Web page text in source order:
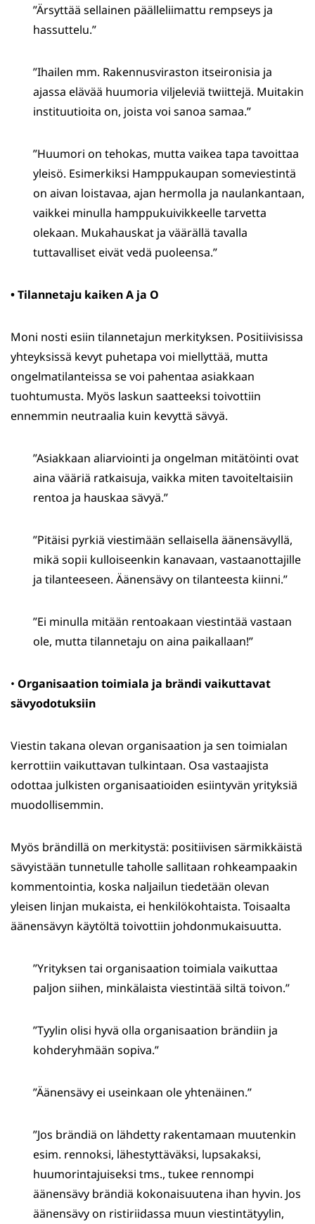
”Ärsyttää sellainen päälleliimattu rempseys ja
hassuttelu.”
”Ihailen mm. Rakennusviraston itseironisia ja
ajassa elävää huumoria viljeleviä twiittejä. Muitakin
instituutioita on, joista voi sanoa samaa.”
”Huumori on tehokas, mutta vaikea tapa tavoittaa
yleisö. Esimerkiksi Hamppukaupan someviestintä
on aivan loistavaa, ajan hermolla ja naulankantaan,
vaikkei minulla hamppukuivikkeelle tarvetta
olekaan. Mukahauskat ja väärällä tavalla
tuttavalliset eivät vedä puoleensa.”
• Tilannetaju kaiken A ja O
Moni nosti esiin tilannetajun merkityksen. Positiivisissa
yhteyksissä kevyt puhetapa voi miellyttää, mutta
ongelmatilanteissa se voi pahentaa asiakkaan
tuohtumusta. Myös laskun saatteeksi toivottiin
ennemmin neutraalia kuin kevyttä sävyä.
”Asiakkaan aliarviointi ja ongelman mitätöinti ovat
aina vääriä ratkaisuja, vaikka miten tavoiteltaisiin
rentoa ja hauskaa sävyä.”
”Pitäisi pyrkiä viestimään sellaisella äänensävyllä,
mikä sopii kulloiseenkin kanavaan, vastaanottajille
ja tilanteeseen. Äänensävy on tilanteesta kiinni.”
”Ei minulla mitään rentoakaan viestintää vastaan
ole, mutta tilannetaju on aina paikallaan!”
• Organisaation toimiala ja brändi vaikuttavat
sävyodotuksiin
Viestin takana olevan organisaation ja sen toimialan
kerrottiin vaikuttavan tulkintaan. Osa vastaajista
odottaa julkisten organisaatioiden esiintyvän yrityksiä
muodollisemmin.
Myös brändillä on merkitystä: positiivisen särmikkäistä
sävyistään tunnetulle taholle sallitaan rohkeampaakin
kommentointia, koska naljailun tiedetään olevan
yleisen linjan mukaista, ei henkilökohtaista. Toisaalta
äänensävyn käytöltä toivottiin johdonmukaisuutta.
”Yrityksen tai organisaation toimiala vaikuttaa
paljon siihen, minkälaista viestintää siltä toivon.”
”Tyylin olisi hyvä olla organisaation brändiin ja
kohderyhmään sopiva.”
”Äänensävy ei useinkaan ole yhtenäinen.”
”Jos brändiä on lähdetty rakentamaan muutenkin
esim. rennoksi, lähestyttäväksi, lupsakaksi,
huumorintajuiseksi tms., tukee rennompi
äänensävy brändiä kokonaisuutena ihan hyvin. Jos
äänensävy on ristiriidassa muun viestintätyylin,